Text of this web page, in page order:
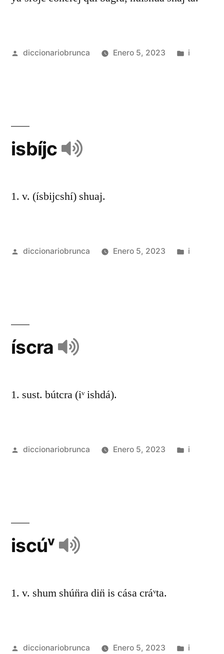
diccionariobrunca Enero 5, 2023 i
isbíjc
1. v. (ísbijcshí) shuaj.
diccionariobrunca Enero 5, 2023 i
íscra
1. sust. bútcra (iᵛ ishdá).
diccionariobrunca Enero 5, 2023 i
iscúᵛ
1. v. shum shún̈ra din̈ is cása cráᵛta.
diccionariobrunca Enero 5, 2023 i